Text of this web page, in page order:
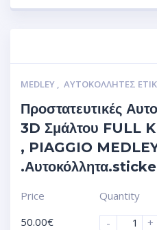
MEDLEY ΑΥΤΟΚΌΛΛΗΤΕΣ
Προστατευτικές
3D Σμάλτου FULL
, PIAGGIO
Price
50.00€
Quantity
-
+